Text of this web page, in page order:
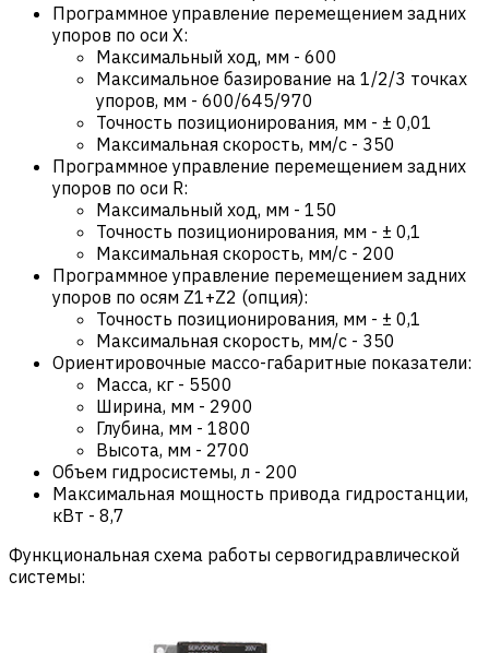
Программное управление перемещением задних
упоров по оси X:
Максимальный ход, мм - 600
Максимальное базирование на 1/2/3 точках
упоров, мм - 600/645/970
Точность позиционирования, мм - ± 0,01
Максимальная скорость, мм/с - 350
Программное управление перемещением задних
упоров по оси R:
Максимальный ход, мм - 150
Точность позиционирования, мм - ± 0,1
Максимальная скорость, мм/с - 200
Программное управление перемещением задних
упоров по осям Z1+Z2 (опция):
Точность позиционирования, мм - ± 0,1
Максимальная скорость, мм/с - 350
Ориентировочные массо-габаритные показатели:
Масса, кг - 5500
Ширина, мм - 2900
Глубина, мм - 1800
Высота, мм - 2700
Объем гидросистемы, л - 200
Максимальная мощность привода гидростанции,
кВт - 8,7
Функциональная схема работы сервогидравлической
системы: